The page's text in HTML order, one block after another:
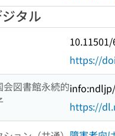
タル
https://
会図書館永続的
https://